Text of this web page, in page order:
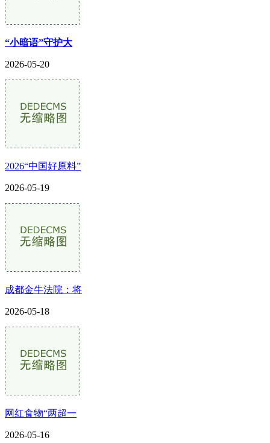
“小暗语”守护大
2026-05-20
2026“中国好原料”
2026-05-19
成都金牛法院：将
2026-05-18
网红食物“两超一
2026-05-16